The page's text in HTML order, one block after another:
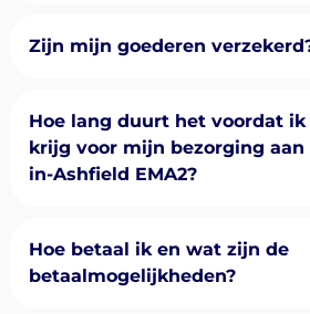
Zijn mijn goederen
Hoe lang duurt het voordat
krijg voor mijn bezorging aan
in-Ashfield EMA2?
Hoe betaal ik en wat zijn de
betaalmogelijkheden?